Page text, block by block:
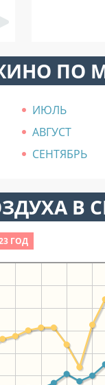
ПО
ИЮЛЬ
АВГУСТ
СЕНТЯБРЬ
В
ГОД